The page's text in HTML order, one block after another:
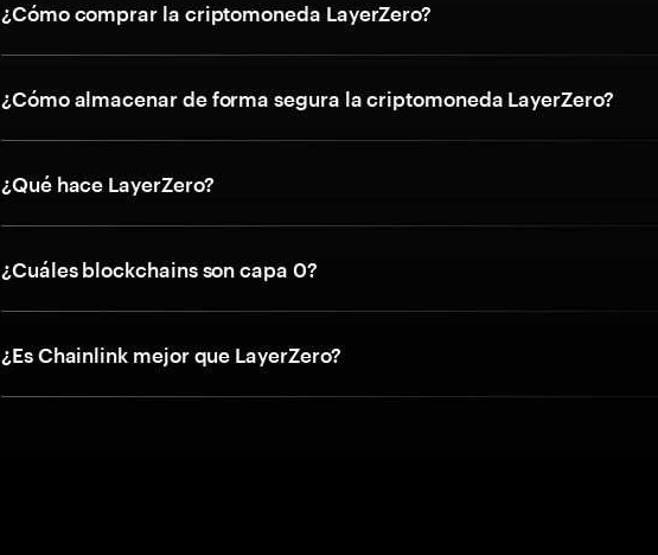
¿Cómo comprar la criptomoneda LayerZero?
¿Cómo almacenar de forma segura la criptomoneda LayerZero?
¿Qué hace LayerZero?
¿Cuáles blockchains son capa 0?
¿Es Chainlink mejor que LayerZero?